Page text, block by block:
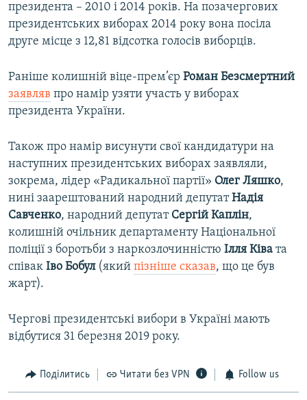
президента – 2010 і 2014 років. На позачергових
президентських виборах 2014 року вона посіла
друге місце з 12,81 відсотка голосів виборців.
Раніше колишній віце-прем’єр Роман Безсмертний
заявляв про намір узяти участь у виборах
президента України.
Також про намір висунути свої кандидатури на
наступних президентських виборах заявляли,
зокрема, лідер «Радикальної партії» Олег Ляшко,
нині заарештований народний депутатНадія
Савченко, народний депутат Сергій Каплін,
колишній очільник департаменту Національної
поліції з боротьби з наркозлочинністю Ілля Ківа та
співак Іво Бобул(який пізніше сказав, що це був
жарт).
Чергові президентські вибори в Україні мають
відбутися 31 березня 2019 року.
Поділитись Читати без VPN Follow us